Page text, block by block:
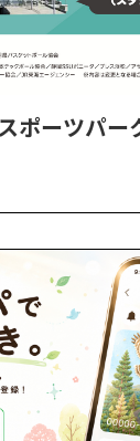
ポーツパー